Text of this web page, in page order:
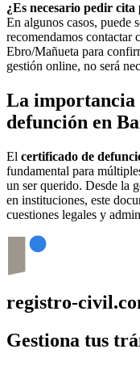
¿Es necesario pedir cita
En algunos casos, puede
recomendamos
Ebro/Mañueta para
gestión online, no será
La importancia
defunción en
El certificado de
fundamental para
un ser querido. Desde la
en instituciones, este
cuestiones legales y
registro-
Gestiona tus